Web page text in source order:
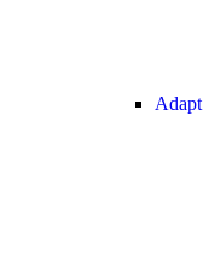
Adapt